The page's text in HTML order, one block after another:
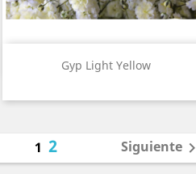
Gyp Light Yellow
Vista rápida
12 Siguiente